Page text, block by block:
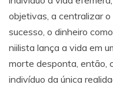
objetivas, a centralizar
sucesso, o dinheiro
niilista lança a vida em
morte desponta, então,
indivíduo da única